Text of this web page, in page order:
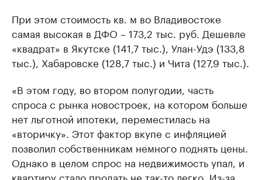
При этом стоимость кв. м во Владивостоке
самая высокая в ДФО – 173,2 тыс. руб. Дешевле
«квадрат» в Якутске (141,7 тыс.), Улан-Удэ (133,8
тыс.), Хабаровске (128,7 тыс.) и Чита (127,9 тыс.).
«В этом году, во втором полугодии, часть
спроса с рынка новостроек, на котором больше
нет льготной ипотеки, переместилась на
«вторичку». Этот фактор вкупе с инфляцией
позволил собственникам немного поднять цены.
Однако в целом спрос на недвижимость упал, и
квартиру стало продать не так-то легко. Из-за